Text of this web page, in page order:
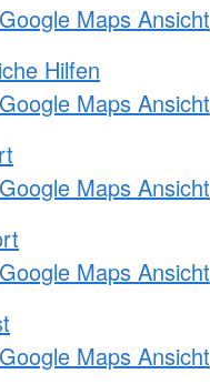
Maps Ansicht
Hilfen
Maps Ansicht
Maps Ansicht
Maps Ansicht
Maps Ansicht